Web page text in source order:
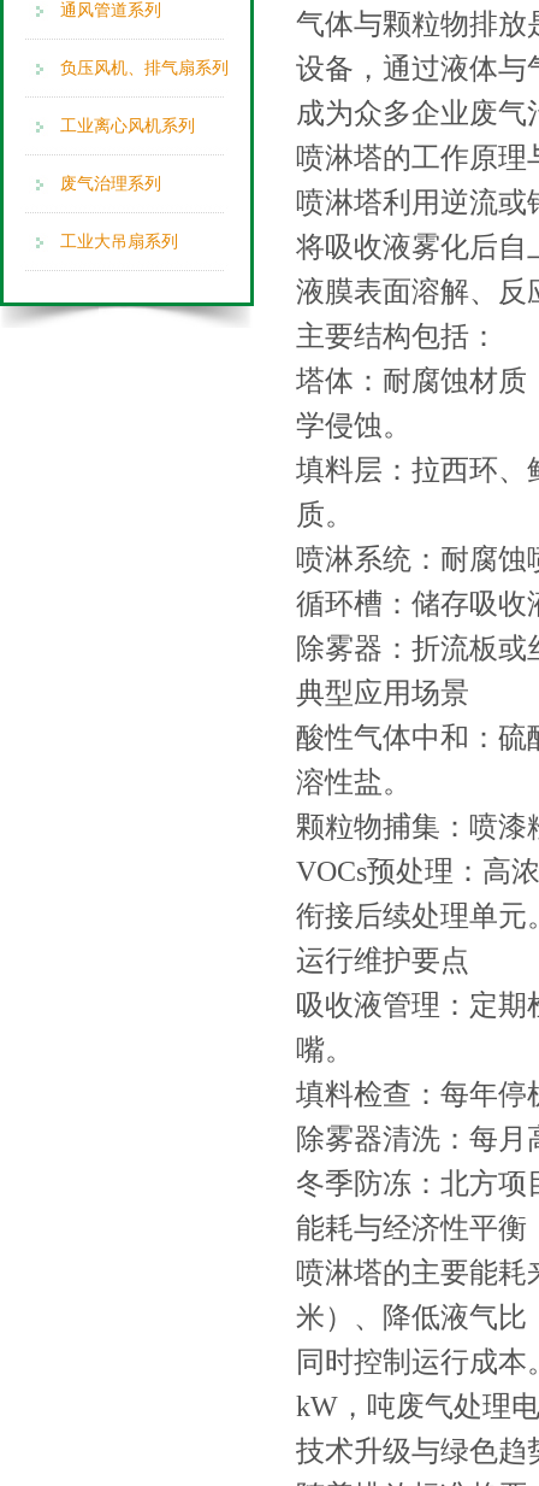
通风管道系列
负压风机、排气扇系列
工业离心风机系列
废气治理系列
工业大吊扇系列
气体与颗粒物排放
设备，通过液体与
成为众多企业废
喷淋塔的工作原理
喷淋塔利用逆流或
将吸收液雾化后自
液膜表面溶解、反
主要结构包括：
塔体：耐腐蚀材质
学侵蚀。
填料层：拉西环、
质。
喷淋系统：耐腐蚀
循环槽：储存吸收
除雾器：折流板
典型应用场景
酸性气体中和：硫
溶性盐。
颗粒物捕集：喷漆
VOCs预处理：高
衔接后续处理单元
运行维护要点
吸收液管理：定期
嘴。
填料检查：每年停
除雾器清洗：每
冬季防冻：北方项
能耗与经济性平衡
喷淋塔的主要能耗
米）、降低液气比
同时控制运行成本
kW，吨废气处理
技术升级与绿色趋